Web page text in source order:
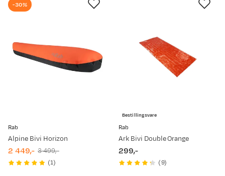
Rab
Alpine Bivi Horizon
-30%
discounted
price
2 449,-
original
price
3 499,-
(1)
Bestillingsvare
Rab
Ark Bivi Double Orange
price
299,-
(9)